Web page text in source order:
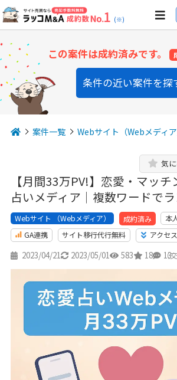
(※)
この案件は成約済みです。
条件の近い案件を探
案件一覧 Webサイト（Webメディア
【月間33万PV!】恋愛・マッチ
占いメディア｜複数ワードで
気
Webサイト （Webメディア） 成約済み 本
GA連携
サイト移行代行無料 アクセ
2023/04/21 2023/05/01 583 18 13
（